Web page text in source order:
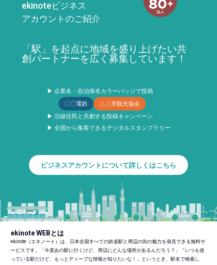
ekinoteビジネス
アカウントのご紹介
「駅」を起点に地域を盛り上げたい共
創パートナーを広く募集しています！
▶ 企業名・自治体名カラーバッジで投稿
〇〇電鉄
△△市観光協会
▶ 沿線住民と共創する投稿キャンペーン
▶ 全国から集客できるデジタルスタンプラリー
ビジネスアカウントについて詳しくはこちら
ekinote WEBとは
ekinote（エキノート）は、日本全国すべての鉄道駅と周辺の街の魅力を発見できる無料サ
ービスです。「今度あの駅に行くけど、周辺にどんな場所があるんだろう？」「いつも使
っている駅だけど、もっとディープな情報が知りたいな！」というとき、駅名で検索し